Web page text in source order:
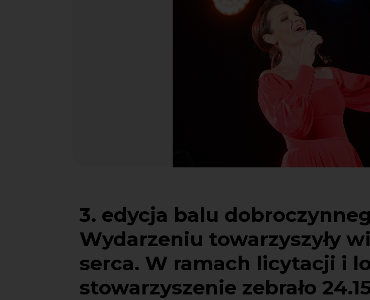
3. edycja balu
Wydarzeniu towarzyszyły
serca. W ramach licytacji i
stowarzyszenie zebrało